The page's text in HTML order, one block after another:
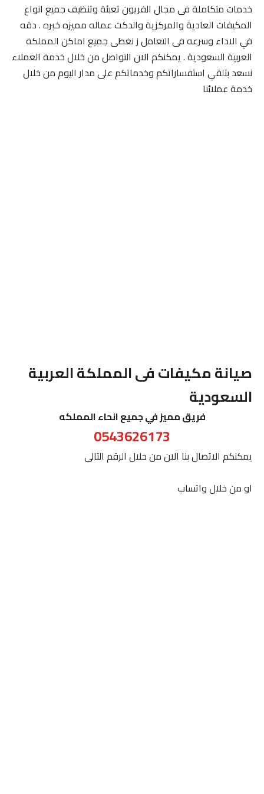
خدمات متكاملة فى مجال الفريون تعبئة وتنظيف جميع انواع
المكيفات العادية والمركزية والدكت عماله مميزه خبره . دقه
في الاداء وسرعه فى التعامل ز نغطى جميع اماكن المملكة
العربية السعودية . يمكنكم الان التواصل من خلال خدمة العملاء
نسعد بتلقي استفساراتكم وخدماتكم على مدار اليوم من خلال
خدمة عملائنا
صيانة مكيفات فى المملكة العربية
السعودية
فريق مميز في جميع انحاء المملكه
0543626173
يمكنكم الاتصال بنا الان من خلال الرقم التالى
او من خلال واتساب